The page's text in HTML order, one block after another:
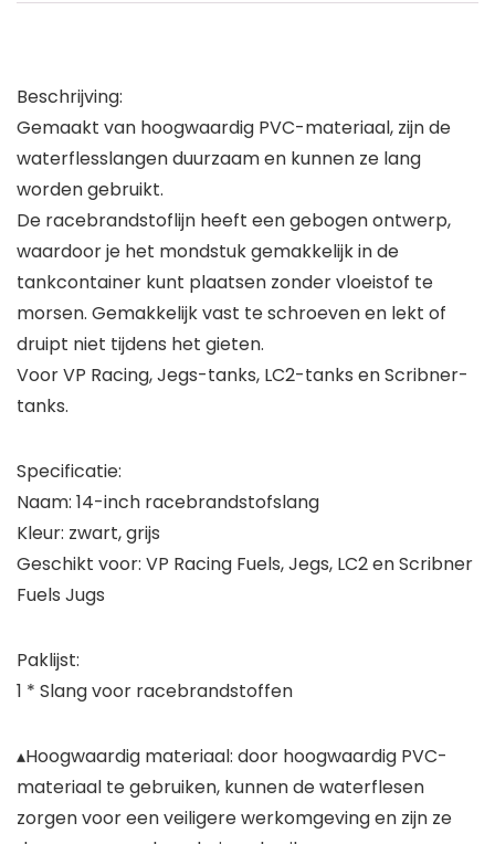
Beschrijving:
Gemaakt van hoogwaardig PVC-materiaal, zijn de
waterflesslangen duurzaam en kunnen ze lang
worden gebruikt.
De racebrandstoflijn heeft een gebogen ontwerp,
waardoor je het mondstuk gemakkelijk in de
tankcontainer kunt plaatsen zonder vloeistof te
morsen. Gemakkelijk vast te schroeven en lekt of
druipt niet tijdens het gieten.
Voor VP Racing, Jegs-tanks, LC2-tanks en Scribner-
tanks.
Specificatie:
Naam: 14-inch racebrandstofslang
Kleur: zwart, grijs
Geschikt voor: VP Racing Fuels, Jegs, LC2 en Scribner
Fuels Jugs
Paklijst:
1 * Slang voor racebrandstoffen
▴Hoogwaardig materiaal: door hoogwaardig PVC-
materiaal te gebruiken, kunnen de waterflesen
zorgen voor een veiligere werkomgeving en zijn ze